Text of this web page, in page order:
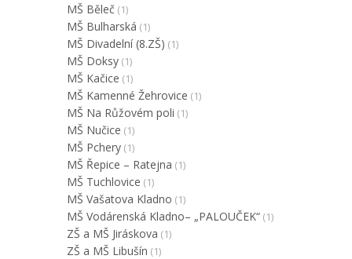
MŠ Běleč (1)
MŠ Bulharská (1)
MŠ Divadelní (8.ZŠ) (1)
MŠ Doksy (1)
MŠ Kačice (1)
MŠ Kamenné Žehrovice (1)
MŠ Na Růžovém poli (1)
MŠ Nučice (1)
MŠ Pchery (1)
MŠ Řepice – Ratejna (1)
MŠ Tuchlovice (1)
MŠ Vašatova Kladno (1)
MŠ Vodárenská Kladno– „PALOUČEK“ (1)
ZŠ a MŠ Jiráskova (1)
ZŠ a MŠ Libušín (1)